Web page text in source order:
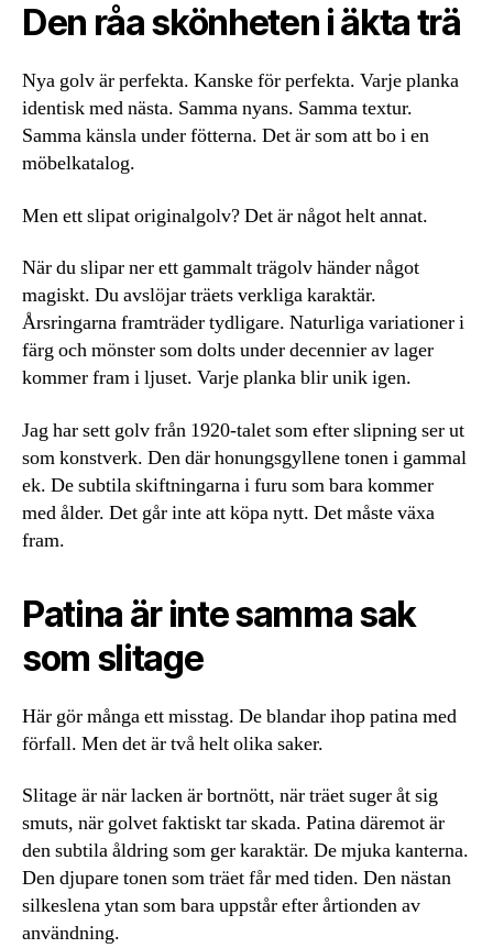
Den råa skönheten i äkta trä
Nya golv är perfekta. Kanske för perfekta. Varje planka
identisk med nästa. Samma nyans. Samma textur.
Samma känsla under fötterna. Det är som att bo i en
möbelkatalog.
Men ett slipat originalgolv? Det är något helt annat.
När du slipar ner ett gammalt trägolv händer något
magiskt. Du avslöjar träets verkliga karaktär.
Årsringarna framträder tydligare. Naturliga variationer i
färg och mönster som dolts under decennier av lager
kommer fram i ljuset. Varje planka blir unik igen.
Jag har sett golv från 1920-talet som efter slipning ser ut
som konstverk. Den där honungsgyllene tonen i gammal
ek. De subtila skiftningarna i furu som bara kommer
med ålder. Det går inte att köpa nytt. Det måste växa
fram.
Patina är inte samma sak
som slitage
Här gör många ett misstag. De blandar ihop patina med
förfall. Men det är två helt olika saker.
Slitage är när lacken är bortnött, när träet suger åt sig
smuts, när golvet faktiskt tar skada. Patina däremot är
den subtila åldring som ger karaktär. De mjuka kanterna.
Den djupare tonen som träet får med tiden. Den nästan
silkeslena ytan som bara uppstår efter årtionden av
användning.